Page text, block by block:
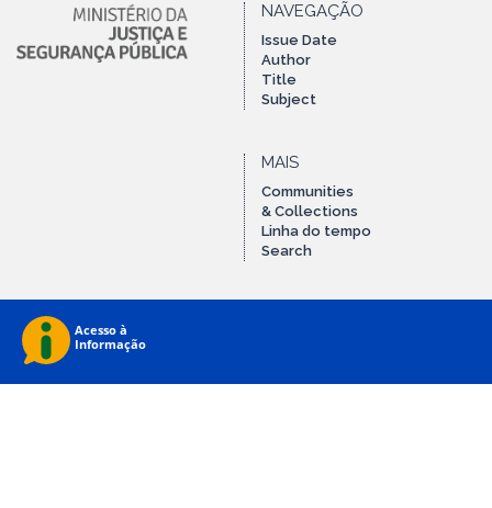
NAVEGAÇÃO
Issue Date
Author
Title
Subject
MAIS
Communities
& Collections
Linha do tempo
Search